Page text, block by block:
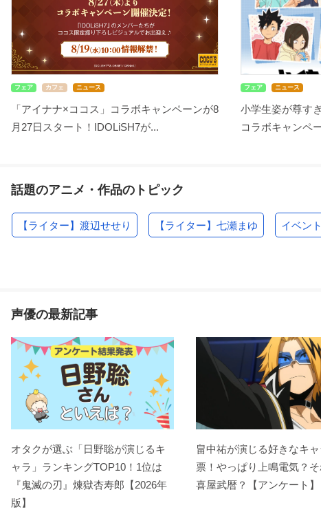
フェア カフェ ニュース
「アイナナ×ココス」コラボキャンペーンが8
月27日スタート！IDOLiSH7が...
フェア ニュース
小学生姿が尊す
コラボキャンペ
話題のアニメ・作品のトピック
【ライター】渡辺せせり 【ライター】七瀬まゆ イベント
声優の最新記事
オタクが選ぶ「日野聡が演じるキ
ャラ」ランキングTOP10！1位は
『鬼滅の刃』煉󠄁獄杏寿郎【2026年
版】
畠中祐が演じる好きなキ
票！やっぱり上鳴電気？
喜屋武暦？【アンケート】